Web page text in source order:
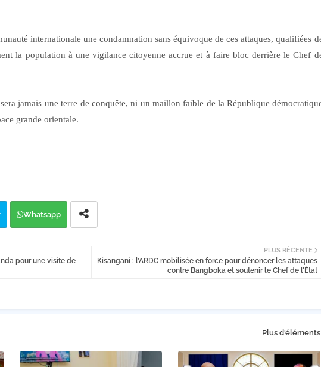
internationale une condamnation sans équivoque de ces attaques, qualifiées
la population à une vigilance citoyenne accrue et à faire bloc derrière le Chef
jamais une terre de conquête, ni un maillon faible de la République
grande orientale.
Whatsapp
PLUS RÉCENTE
Kisangani : l’ARDC mobilisée en force pour dénoncer les attaques
contre Bangboka et soutenir le Chef de l’État
pour une visite de
Plus d'éléments